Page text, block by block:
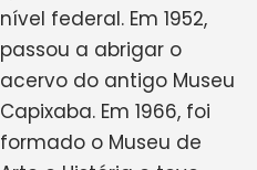
nível federal. Em 1952,
passou a abrigar o
acervo do antigo Museu
Capixaba. Em 1966, foi
formado o Museu de